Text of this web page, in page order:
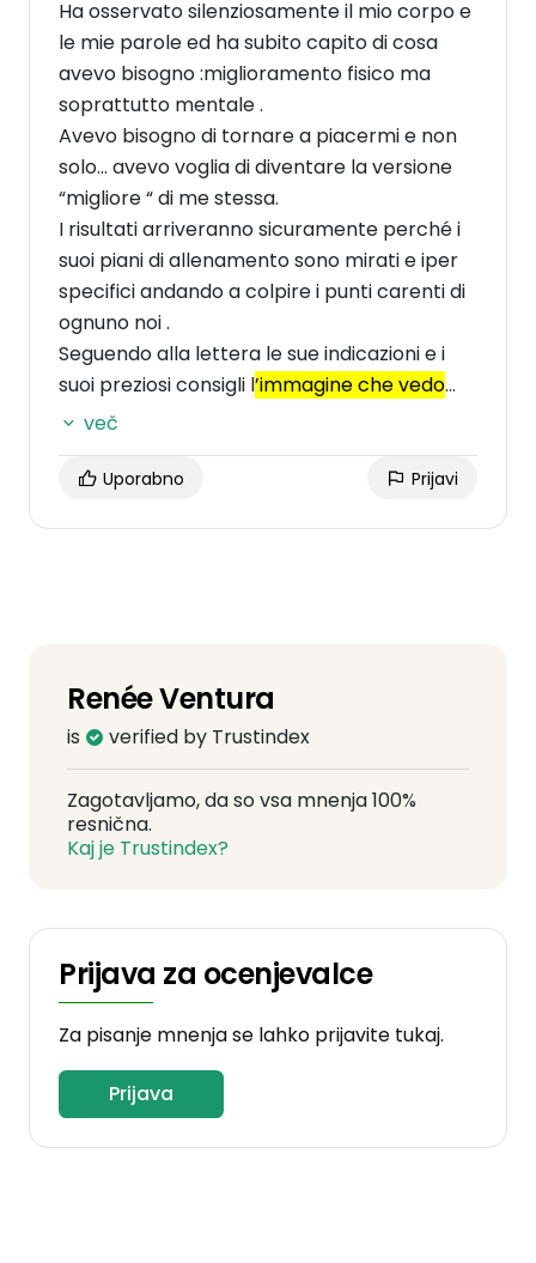
Ha osservato silenziosamente il mio corpo e
le mie parole ed ha subito capito di cosa
avevo bisogno :miglioramento fisico ma
soprattutto mentale .
Avevo bisogno di tornare a piacermi e non
solo… avevo voglia di diventare la versione
“migliore “ di me stessa.
I risultati arriveranno sicuramente perché i
suoi piani di allenamento sono mirati e iper
specifici andando a colpire i punti carenti di
ognuno noi .
Seguendo alla lettera le sue indicazioni e i
suoi preziosi consigli l’immagine che vedo
riflessa nello specchio inizia a piacermi
la mia autostima , ma anche il rapporto con
več
Uporabno Prijavi
Renée Ventura
is verified by Trustindex
Zagotavljamo, da so vsa mnenja 100%
resnična.
Kaj je Trustindex?
Prijava za ocenjevalce
Za pisanje mnenja se lahko prijavite tukaj.
Prijava